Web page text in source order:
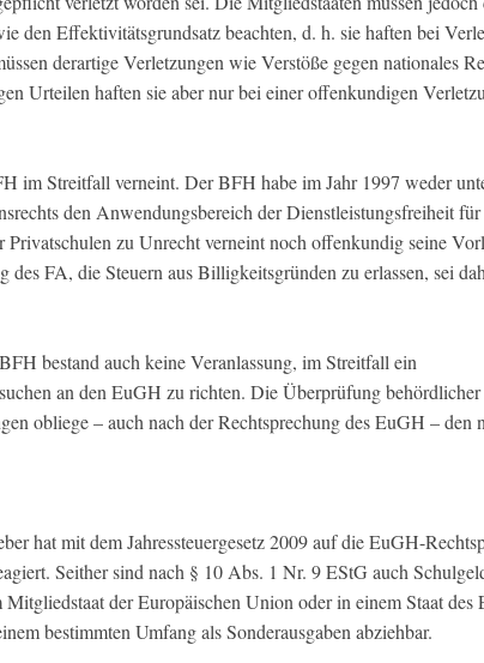
den Effektivitätsgrundsatz beachten, d. h. sie haften bei
derartige Verletzungen wie Verstöße gegen nationales
Urteilen haften sie aber nur bei einer offenkundigen
im Streitfall verneint. Der BFH habe im Jahr 1997 weder
den Anwendungsbereich der Dienstleistungsfreiheit für
Privatschulen zu Unrecht verneint noch offenkundig seine
des FA, die Steuern aus Billigkeitsgründen zu erlassen, sei
bestand auch keine Veranlassung, im Streitfall ein
an den EuGH zu richten. Die Überprüfung behördlicher
obliege – auch nach der Rechtsprechung des EuGH – den
hat mit dem Jahressteuergesetz 2009 auf die EuGH-
Seither sind nach § 10 Abs. 1 Nr. 9 EStG auch
der Europäischen Union oder in einem Staat des
bestimmten Umfang als Sonderausgaben abziehbar.